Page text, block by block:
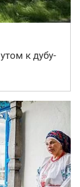
к дубу-